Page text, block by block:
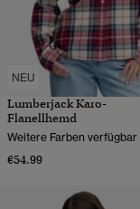
NEU
Lumberjack Karo-
Flanellhemd
Weitere Farben verfügbar
€54.99